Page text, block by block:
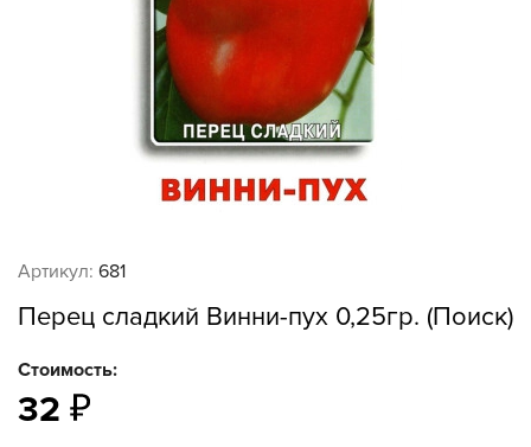
Артикул: 681
Перец сладкий Винни-пух 0,25гр. (Поиск)
Стоимость:
32